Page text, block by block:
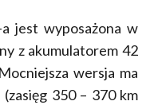
jest wyposażona w
z akumulatorem 42
wersja ma
350 – 370 km